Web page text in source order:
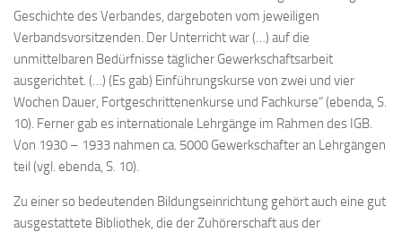
Geschichte des Verbandes, dargeboten vom jeweiligen
Verbandsvorsitzenden. Der Unterricht war (…) auf die
unmittelbaren Bedürfnisse täglicher Gewerkschaftsarbeit
ausgerichtet. (…) (Es gab) Einführungskurse von zwei und vier
Wochen Dauer, Fortgeschrittenenkurse und Fachkurse“ (ebenda, S.
10). Ferner gab es internationale Lehrgänge im Rahmen des IGB.
Von 1930 – 1933 nahmen ca. 5000 Gewerkschafter an Lehrgängen
teil (vgl. ebenda, S. 10).
Zu einer so bedeutenden Bildungseinrichtung gehört auch eine gut
ausgestattete Bibliothek, die der Zuhörerschaft aus der